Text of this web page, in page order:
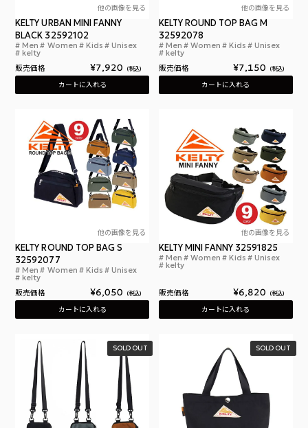
他の画像を見る
ケルティ アーバン ミニ ファニー ブラック ボデ
KELTY URBAN MINI FANNY
BLACK 32592102
Men Women Kids Unisex
kelty
販売価格 ¥7,920 税込
カートに入れる
他の画像を見る
KELTY ROUND TOP BAG M
32592078
Men Women Kids Unisex
kelty
販売価格 ¥7,150 税込
カートに入れる
他の画像を見る
ケルティ ラウンド トップ バッグ S CORDURA
KELTY ROUND TOP BAG S
32592077
Men Women Kids Unisex
kelty
販売価格 ¥6,050 税込
カートに入れる
他の画像を見る
KELTY MINI FANNY 32591825
Men Women Kids Unisex
kelty
販売価格 ¥6,820 税込
カートに入れる
SOLD OUT SOLD OUT